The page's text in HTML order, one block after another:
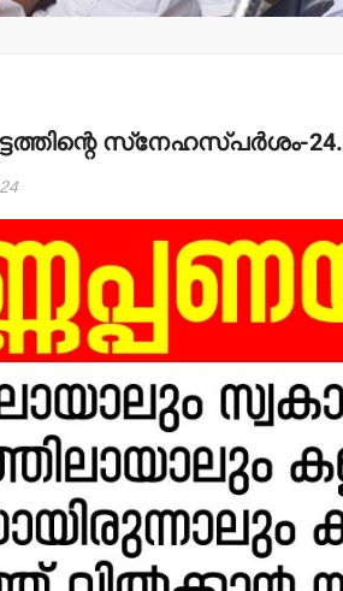
സ്‌നേഹസ്പര്‍ശം-24.